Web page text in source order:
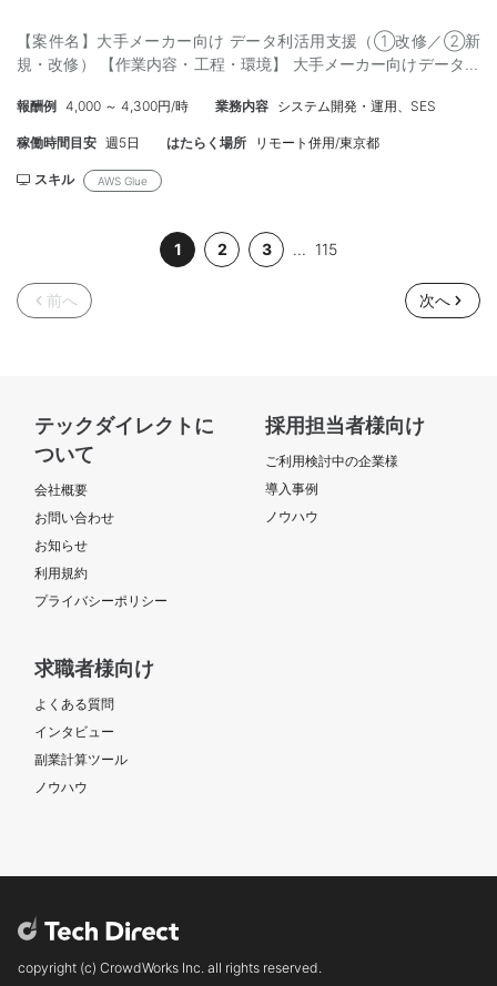
【案件名】大手メーカー向け データ利活用支援（①改修／②新
規・改修） 【作業内容・工程・環境】 大手メーカー向けデータ利
①（ETL改修案件） ・内容：構築済みシステムへのIF追加・変更
に伴う改修（設計、製造、試験） ・補足：参画直後はソース修
②（ETL新規/改修案件） ・内容：入力データ（Excelが主）の処
降を担当。 【必須スキル】 ・設計スキル（①） ‐課題検討事項か
ら内容を把握して設計書へ落とし込みができること ・SQLの実装
経験（①・②） ‐サブクエリ、外部結合を利用したクエリを1から
構築できるレベル ・Pythonの実装経験（②） ‐Pythonの
・AWS基本知識（①・②） ‐S3やIAMロールなど、AWSの基本的
な操作や概念の理解 【尚可スキル】 ・SparkSQLの知見・開発経
験（①・②） ※SparkSQLを用いた開発となります。自身で調べ
て補完できるスキルレベルを希望。 【求める人物像】能動的に調
※12月頃まで開発予定 ・案件②：9月1日～ ※12月末までは顧客調
整済み 【場所】品川オフィス（上位オフィス）／一部リモート ※
参画開始から2週間前後は業務習得のため出社。以降はテレワーク
対応可能（ただし週1回品川オフィスへの出社あり）。 【単価】
数】3名（①：1名／②：2名） 【外国籍】確認中（日本語ネイテ
報酬例 4,000 ～ 4,300円/時 業務内容 システム開発・運用、SES
稼働時間目安 週5日 はたらく場所 リモート併用/東京都
スキル AWS Glue
1 2 3 ... 115
前へ 次へ
テックダイレクトに
ついて
会社概要
お問い合わせ
お知らせ
利用規約
プライバシーポリシー
採用担当者様向け
ご利用検討中の企業様
導入事例
ノウハウ
求職者様向け
よくある質問
インタビュー
副業計算ツール
ノウハウ
copyright (c) CrowdWorks Inc. all rights reserved.